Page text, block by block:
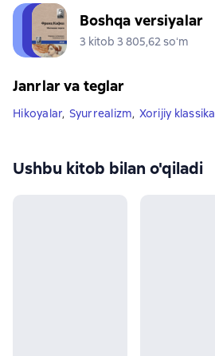
Boshqa versiyalar
3 kitob 3 805,62 soʻm
Janrlar va teglar
Hikoyalar, Syurrealizm, Xorijiy klassika
Ushbu kitob bilan o'qiladi